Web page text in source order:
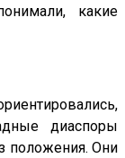
какие
диаспоры
положения. Они